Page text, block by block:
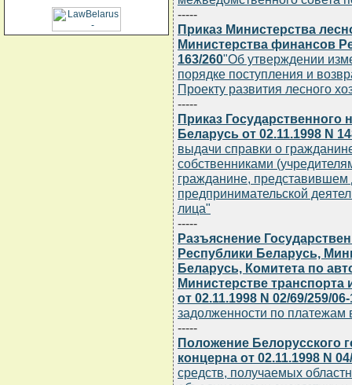
-----
Приказ Министерства
Министерства финансов
163/260"Об утверждении
порядке поступления и
Проекту развития лесного
-----
Приказ Государственного
Беларусь от 02.11.1998 N
выдачи справки о
собственниками
гражданине, представившем
предпринимательской
лица"
-----
Разъяснение
Республики Беларусь,
Беларусь, Комитета по
Министерстве
от 02.11.1998 N 02/69/259/
задолженности по
-----
Положение Белорусского
концерна от 02.11.1998 N
средств, получаемых